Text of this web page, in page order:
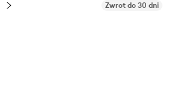
Zwrot do 30 dni